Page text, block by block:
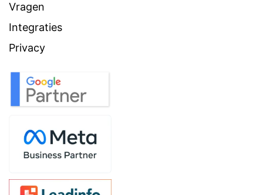
Vragen
Integraties
Privacy